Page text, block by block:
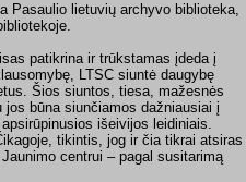
Pasaulio lietuvių archyvo biblioteka,
patikrina ir trūkstamas įdeda į
LTSC siuntė daugybę
Šios siuntos, tiesa, mažesnės
būna siunčiamos dažniausiai į
išeivijos leidiniais.
tikintis, jog ir čia tikrai atsiras
centrui – pagal susitarimą